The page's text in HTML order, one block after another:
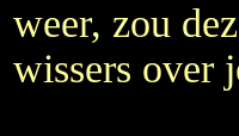
weer, zou
wissers over